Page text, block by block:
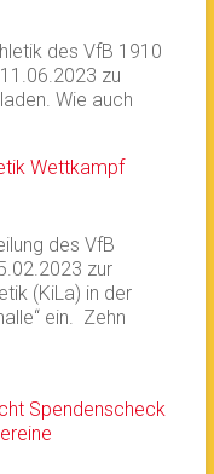
des VfB 1910
zu
Wie auch
Wettkampf
des VfB
zur
(KiLa) in der
ein. Zehn
Spendenscheck